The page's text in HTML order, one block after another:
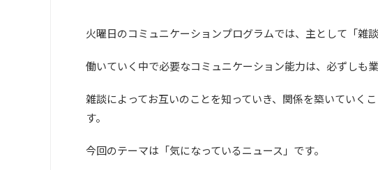
火曜日のコミュニケーションプログラムでは、主として「雑
働いていく中で必要なコミュニケーション能力は、必ずしも
雑談によってお互いのことを知っていき、関係を築いていく
す。
今回のテーマは「気になっているニュース」です。